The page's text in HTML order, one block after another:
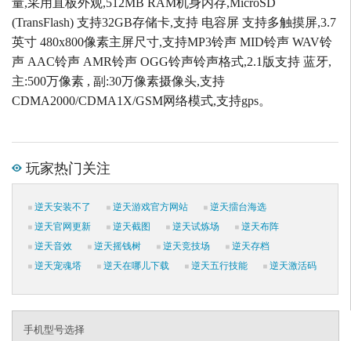
量,采用直板外观,512MB RAM机身内存,MicroSD
(TransFlash) 支持32GB存储卡,支持 电容屏 支持多触摸屏,3.7
英寸 480x800像素主屏尺寸,支持MP3铃声 MID铃声 WAV铃
声 AAC铃声 AMR铃声 OGG铃声铃声格式,2.1版支持 蓝牙,
主:500万像素 , 副:30万像素摄像头,支持
CDMA2000/CDMA1X/GSM网络模式,支持gps。
玩家热门关注
逆天安装不了 逆天游戏官方网站
逆天擂台海选
逆天官网更新
逆天截图 逆天试炼场
逆天布阵
逆天音效
逆天摇钱树 逆天竞技场
逆天存档
逆天宠魂塔
逆天在哪儿下载 逆天五行技能 逆天激活码
手机型号选择